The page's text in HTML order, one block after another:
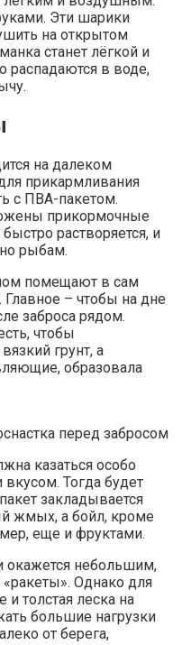
Эти шарики
на открытом
станет лёгкой и
распадаются в воде,
на далеком
прикармливания
с ПВА-пакетом.
прикормочные
растворяется, и
рыбам.
помещают в сам
Главное – чтобы на дне
заброса рядом.
чтобы
грунт, а
образовала
перед забросом
казаться особо
Тогда будет
закладывается
жмых, а бойл, кроме
еще и фруктами.
окажется небольшим,
Однако для
толстая леска на
большие нагрузки
от берега,